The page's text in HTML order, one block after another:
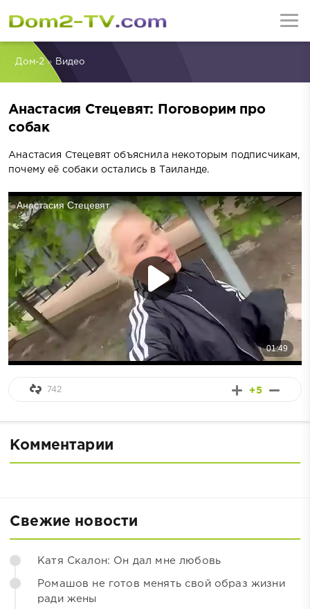
Дом-2» Видео
Анастасия Стецевят: Поговорим про
собак
Анастасия Стецевят объяснила некоторым подписчикам,
почему её собаки остались в Таиланде.
+5
742
Комментарии
Свежие новости
Катя Скалон: Он дал мне любовь
Ромашов не готов менять свой образ жизни
ради жены